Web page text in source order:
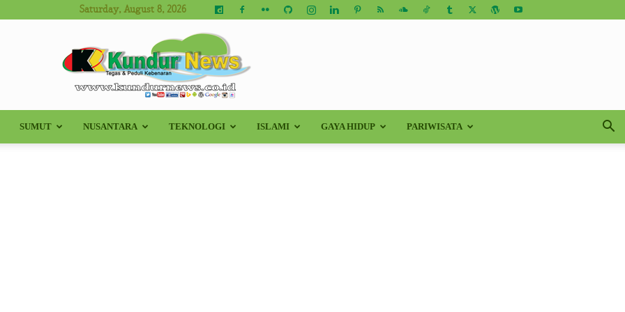
Saturday, August 8, 2026
Kundur
SUMUT NUSANTARA TEKNOLOGI ISLAMI GAYA HIDUP PARIWISATA